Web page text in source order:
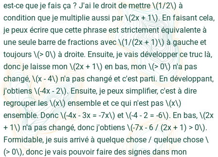
est-ce que je fais ça ? J'ai le droit de mettre \(1/2\) à
condition que je multiplie aussi par \(2x + 1\). En faisant cela,
je peux écrire que cette phrase est strictement équivalente à
une seule barre de fractions avec \(1/(2x + 1)\) à gauche et
toujours \(> 0\) à droite. Ensuite, je vais développer ce truc là,
donc je laisse mon \(2x + 1\) en bas, mon \(> 0\) n'a pas
changé, \(x - 4\) n'a pas changé et c'est parti. En développant,
j'obtiens \(-4x - 2\). Ensuite, je peux simplifier, c'est à dire
regrouper les \(x\) ensemble et ce qui n'est pas \(x\)
ensemble. Donc \(-4x - 3x = -7x\) et \(-4 - 2 = -6\). En bas, \(2x
+ 1\) n'a pas changé, donc j'obtiens \(-7x - 6 / (2x + 1) > 0\).
Formidable, je suis arrivé à quelque chose / quelque chose \
(> 0\), donc je vais pouvoir faire des signes dans mon